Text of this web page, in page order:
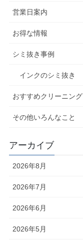
営業日案内
お得な情報
シミ抜き事例
インクのシミ抜き
おすすめクリーニング
その他いろんなこと
アーカイブ
2026年8月
2026年7月
2026年6月
2026年5月